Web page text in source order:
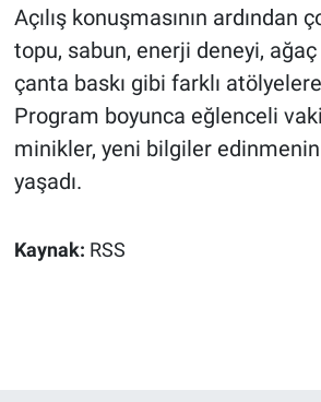
Açılış konuşmasının ardından
topu, sabun, enerji deneyi,
çanta baskı gibi farklı atölyelere
Program boyunca eğlenceli
minikler, yeni bilgiler
yaşadı.
Kaynak: RSS